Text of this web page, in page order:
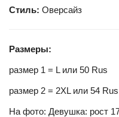
Стиль: Оверсайз
Размеры:
размер 1 = L или 50 Rus
размер 2 = 2XL или 54 Rus
На фото: Девушка: рост